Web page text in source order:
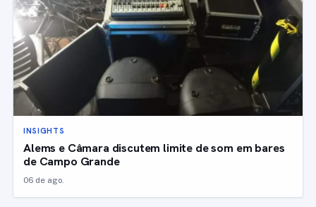
INSIGHTS
Alems e Câmara discutem limite de som em bares
de Campo Grande
06 de ago.